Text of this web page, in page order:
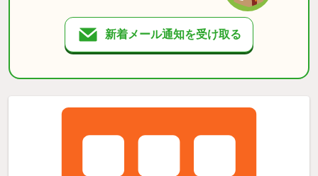
新着メール通知を受け取る